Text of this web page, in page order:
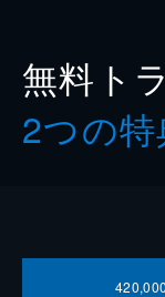
無料ト
2つの特